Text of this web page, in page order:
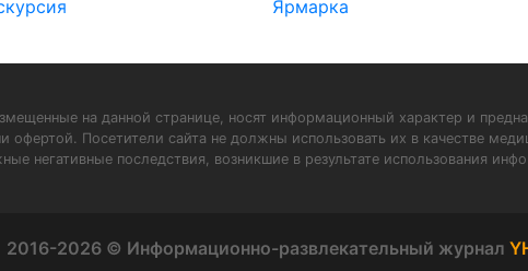
Ярмарка
на данной странице, носят информационный характер и
офертой. Посетители сайта не должны использовать их в качестве
негативные последствия, возникшие в результате использования
2016-2026 © Информационно-развлекательный журнал